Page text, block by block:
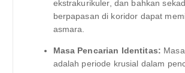
ekstrakurikuler, dan bahkan
berpapasan di koridor dapat
asmara.
Masa Pencarian Identitas:
adalah periode krusial dalam